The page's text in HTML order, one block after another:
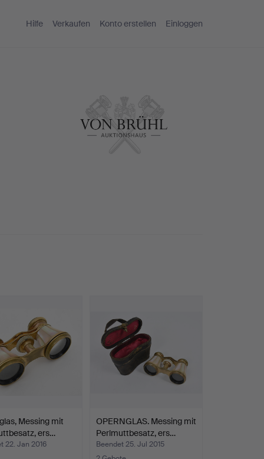
Hilfe Verkaufen Konto erstellen Einloggen
Messing mit
ers…
22. Jan 2016
OPERNGLAS. Messing mit
Perlmuttbesatz, ers…
Beendet 25. Jul 2015